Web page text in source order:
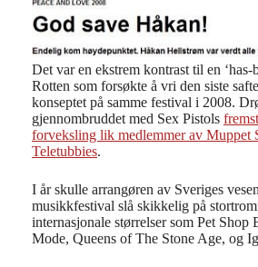
Det var en ekstrem kontrast til en ‘has-
Rotten som forsøkte å vri den siste
konseptet på samme festival i 2008.
gjennombruddet med Sex Pistols
forveksling lik medlemmer av Muppet
Teletubbies.
I år skulle arrangøren av Sveriges
musikkfestival slå skikkelig på
internasjonale størrelser som Pet Shop
Mode, Queens of The Stone Age, og